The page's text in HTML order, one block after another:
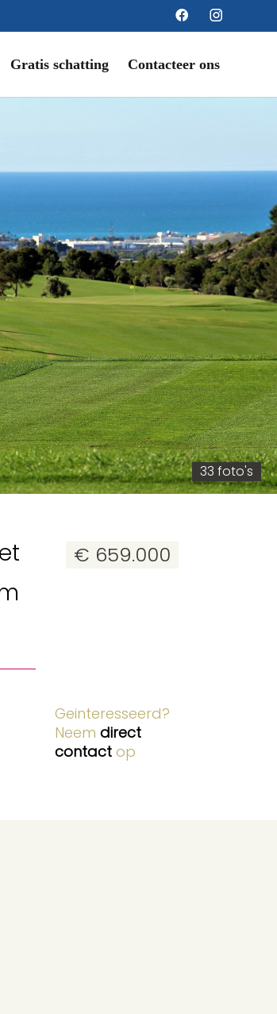
Gratis schatting Contacteer ons
33 foto's
€ 659.000
Geinteresseerd?
Neem direct
contact op